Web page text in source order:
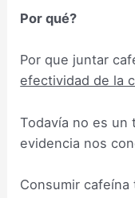
Por qué?
Por que juntar
efectividad de la
Todavía no es un
evidencia nos
Consumir